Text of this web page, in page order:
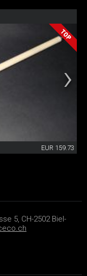
EUR 159.73
5, CH-2502 Biel-